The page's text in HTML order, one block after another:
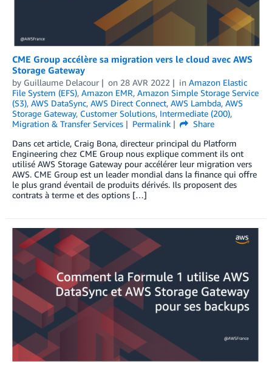
CME Group accélère sa migration vers le cloud avec AWS
Storage Gateway
by Guillaume Delacour on 28 AVR 2022 in Amazon Elastic
File System (EFS), Amazon EMR, Amazon Simple Storage Service
(S3), AWS DataSync, AWS Direct Connect, AWS Lambda, AWS
Storage Gateway, Customer Solutions, Intermediate (200),
Migration & Transfer Services
Permalink
Share
Dans cet article, Craig Bona, directeur principal du Platform
Engineering chez CME Group nous explique comment ils ont
utilisé AWS Storage Gateway pour accélérer leur migration vers
AWS. CME Group est un leader mondial dans la finance qui offre
le plus grand éventail de produits dérivés. Ils proposent des
contrats à terme et des options […]